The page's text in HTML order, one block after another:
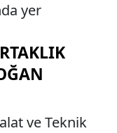
yer
ve Teknik